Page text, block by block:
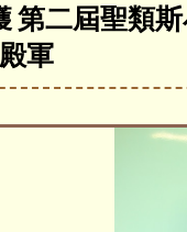
第二屆聖類
軍